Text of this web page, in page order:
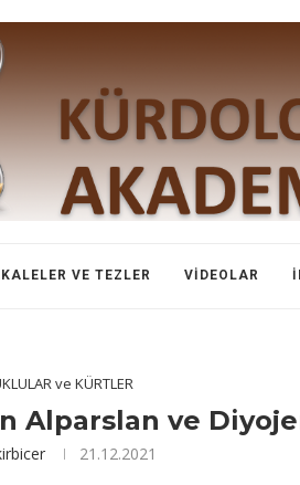
VE TEZLER VIDEOLAR
ve KÜRTLER
Alparslan ve
21.12.2021